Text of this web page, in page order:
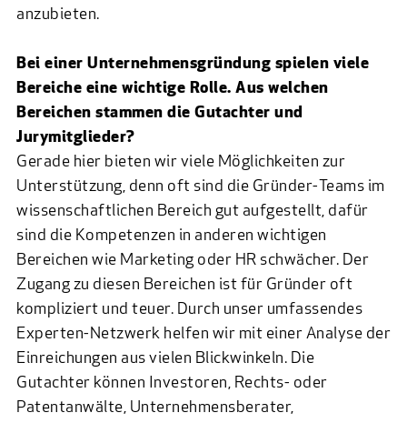
anzubieten.
Bei einer Unternehmensgründung spielen viele
Bereiche eine wichtige Rolle. Aus welchen
Bereichen stammen die Gutachter und
Jurymitglieder?
Gerade hier bieten wir viele Möglichkeiten zur
Unterstützung, denn oft sind die Gründer-Teams im
wissenschaftlichen Bereich gut aufgestellt, dafür
sind die Kompetenzen in anderen wichtigen
Bereichen wie Marketing oder HR schwächer. Der
Zugang zu diesen Bereichen ist für Gründer oft
kompliziert und teuer. Durch unser umfassendes
Experten-Netzwerk helfen wir mit einer Analyse der
Einreichungen aus vielen Blickwinkeln. Die
Gutachter können Investoren, Rechts- oder
Patentanwälte, Unternehmensberater,